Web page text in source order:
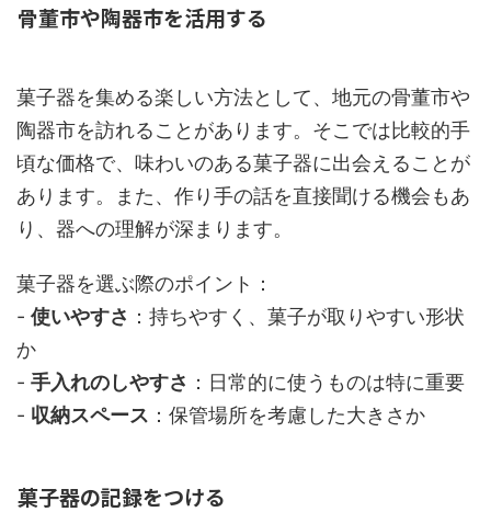
骨董市や陶器市を活用する
菓子器を集める楽しい方法として、地元の骨董市や
陶器市を訪れることがあります。そこでは比較的手
頃な価格で、味わいのある菓子器に出会えることが
あります。また、作り手の話を直接聞ける機会もあ
り、器への理解が深まります。
菓子器を選ぶ際のポイント：
- 使いやすさ ：持ちやすく、菓子が取りやすい形状
か
- 手入れのしやすさ ：日常的に使うものは特に重要
- 収納スペース ：保管場所を考慮した大きさか
菓子器の記録をつける